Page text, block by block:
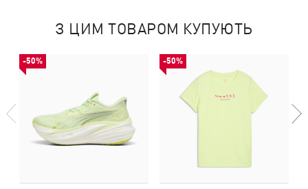
З ЦИМ ТОВАРОМ КУПУЮТЬ
-50% -50%